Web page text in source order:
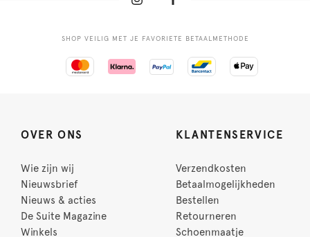
SHOP VEILIG MET JE FAVORIETE BETAALMETHODE
OVER ONS
Wie zijn wij
Nieuwsbrief
Nieuws & acties
De Suite Magazine
Winkels
KLANTENSERVICE
Verzendkosten
Betaalmogelijkheden
Bestellen
Retourneren
Schoenmaatje